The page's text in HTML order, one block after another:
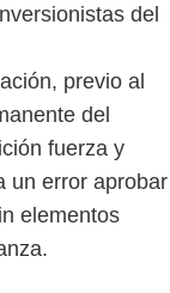
del
previo al
del
fuerza y
un error aprobar
elementos